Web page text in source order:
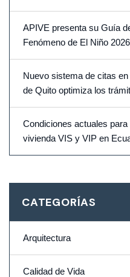
APIVE presenta su Guía
Fenómeno de El Niño 2026
Nuevo sistema de citas
de Quito optimiza los
Condiciones actuales
vivienda VIS y VIP en
CATEGORÍAS
Arquitectura
Calidad de Vida